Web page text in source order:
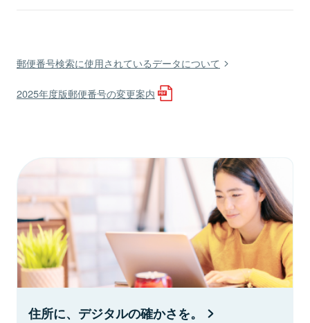
郵便番号検索に使用されているデータについて
2025年度版郵便番号の変更案内
住所に、デジタルの確かさを。